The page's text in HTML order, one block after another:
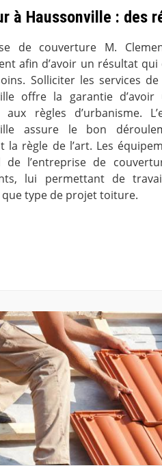
à Haussonville : des
de couverture M.
afin d’avoir un résultat
Solliciter les services
offre la garantie
aux règles d’urbanisme.
assure le bon
la règle de l’art. Les
de l’entreprise de
lui permettant de
que type de projet toiture.